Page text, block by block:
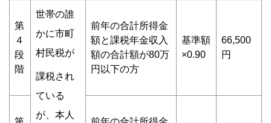
第
４
段
階
世帯の誰
かに市町
村民税が
課税され
ている
が、本人
前年の合計所得金
額と課税年金収入
額の合計額が80万
円以下の方
基準額
×0.90
66,500
円